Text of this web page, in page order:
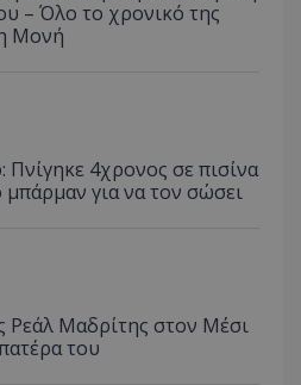
– Όλο το χρονικό της
Μονή
4χρονος σε πισίνα
για να τον σώσει
Ρεάλ Μαδρίτης στον Μέσι
του